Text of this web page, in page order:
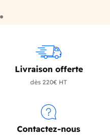
Livraison offerte
dès 220€ HT
Contactez-nous